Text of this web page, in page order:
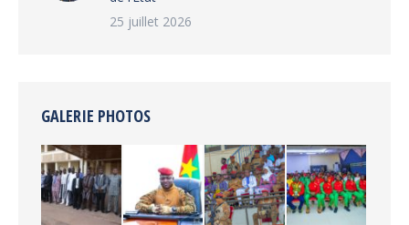
25 juillet 2026
GALERIE PHOTOS